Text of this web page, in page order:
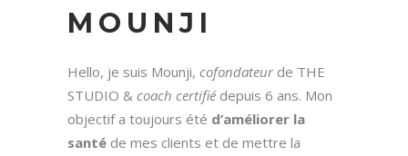
MOUNJI
Hello, je suis Mounji, cofondateurde THE
STUDIO & coach certifié depuis 6 ans. Mon
objectif a toujours été d’améliorer la
santé de mes clients et de mettre la